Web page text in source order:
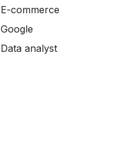
E-commerce
Google
Data analyst